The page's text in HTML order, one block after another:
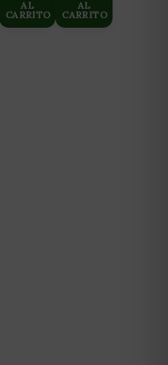
AL
CARRITO
AL
CARRITO